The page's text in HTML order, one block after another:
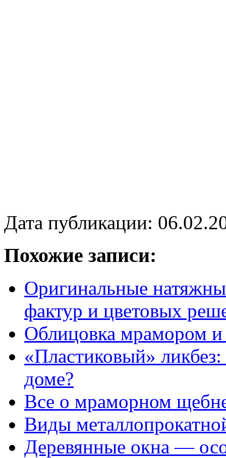
Дата публикации:
Похожие записи:
Оригинальные
фактур и цветовых
Облицовка мрамором
«Пластиковый»
доме?
Все о мраморном
Виды
Деревянные окна —